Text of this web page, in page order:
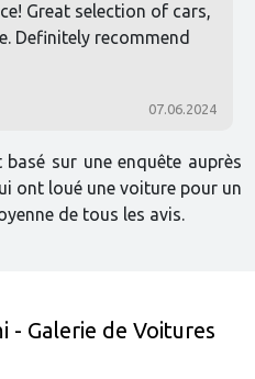
Great selection of cars,
Definitely recommend
07.06.2024
sur une enquête auprès
ont loué une voiture pour un
de tous les avis.
- Galerie de Voitures